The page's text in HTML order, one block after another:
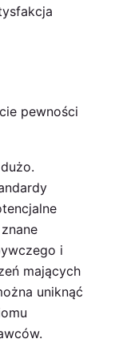
pewności
i
mających
uniknąć